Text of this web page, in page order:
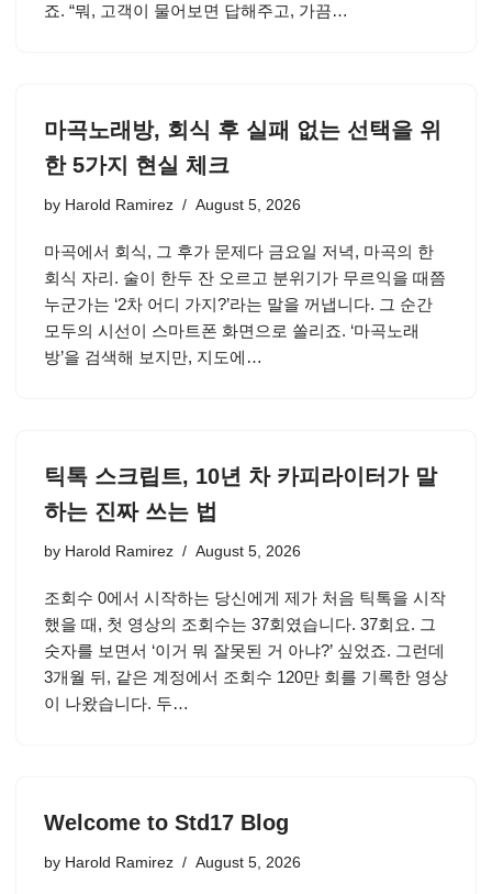
죠. “뭐, 고객이 물어보면 답해주고, 가끔…
마곡노래방, 회식 후 실패 없는 선택을 위
한 5가지 현실 체크
by Harold Ramirez August 5, 2026
마곡에서 회식, 그 후가 문제다 금요일 저녁, 마곡의 한
회식 자리. 술이 한두 잔 오르고 분위기가 무르익을 때쯤
누군가는 ‘2차 어디 가지?’라는 말을 꺼냅니다. 그 순간
모두의 시선이 스마트폰 화면으로 쏠리죠. ‘마곡노래
방’을 검색해 보지만, 지도에…
틱톡 스크립트, 10년 차 카피라이터가 말
하는 진짜 쓰는 법
by Harold Ramirez August 5, 2026
조회수 0에서 시작하는 당신에게 제가 처음 틱톡을 시작
했을 때, 첫 영상의 조회수는 37회였습니다. 37회요. 그
숫자를 보면서 ‘이거 뭐 잘못된 거 아냐?’ 싶었죠. 그런데
3개월 뒤, 같은 계정에서 조회수 120만 회를 기록한 영상
이 나왔습니다. 두…
Welcome to Std17 Blog
by Harold Ramirez August 5, 2026